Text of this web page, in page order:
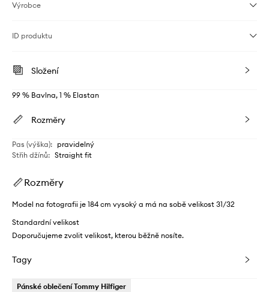
Výrobce
ID produktu
Složení
99 % Bavlna, 1 % Elastan
Rozměry
Pas (výška): pravidelný
Střih džínů: Straight fit
Rozměry
Model na fotografii je 184 cm vysoký a má na sobě velikost 31/32
Standardní velikost
Doporučujeme zvolit velikost, kterou běžně nosíte.
Tagy
Pánské oblečení Tommy Hilfiger